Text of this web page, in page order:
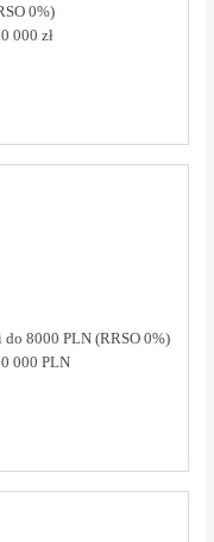
0%)
000 zł
8000 PLN (RRSO 0%)
000 PLN